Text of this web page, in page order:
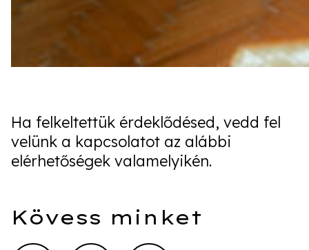
Ha felkeltettük érdeklődésed, vedd fel
velünk a kapcsolatot az alábbi
elérhetőségek valamelyikén.
Kövess minket